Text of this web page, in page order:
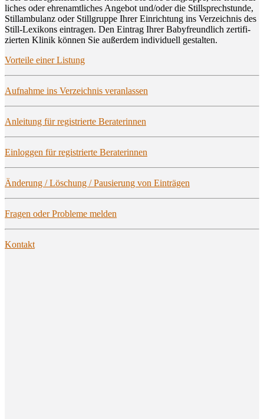
li­ches oder ehren­amt­li­ches Ange­bot und/oder die Still­sprech­stun­de,
Still­am­bu­lanz oder Still­grup­pe Ihrer Ein­rich­tung ins Ver­zeich­nis des
Still-Lexi­kons ein­tra­gen. Den Ein­trag Ihrer Baby­freund­lich zer­ti­fi­
zier­ten Kli­nik kön­nen Sie außer­dem indi­vi­du­ell gestalten.
Vor­tei­le einer Listung
Auf­nah­me ins Ver­zeich­nis veranlassen
Anlei­tung für regis­trier­te Beraterinnen
Ein­log­gen für regis­trier­te Beraterinnen
Ände­rung / Löschung / Pau­sie­rung von Einträgen
Fra­gen oder Pro­ble­me melden
Kon­takt